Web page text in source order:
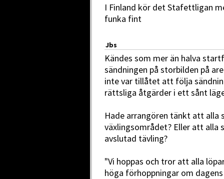
I Finland kör det Stafettligan
funka fint
Jbs
Kändes som mer än halva
sändningen på storbilden på
inte var tillåtet att följa
rättsliga åtgärder i ett sånt
Hade arrangören tänkt att alla
växlingsområdet? Eller att alla
avslutad tävling?
"Vi hoppas och tror att alla
höga förhoppningar om